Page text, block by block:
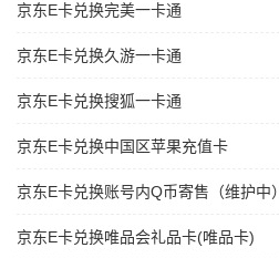
京东E卡兑换完美一卡通
京东E卡兑换久游一卡通
京东E卡兑换搜狐一卡通
京东E卡兑换中国区苹果充值卡
京东E卡兑换账号内Q币寄售（维护中）
京东E卡兑换唯品会礼品卡(唯品卡)